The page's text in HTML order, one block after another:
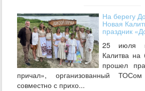
На берегу
Новая
праздник
25 июля
Калитва на
прошел
причал», организованный ТОСом
совместно с прихо...